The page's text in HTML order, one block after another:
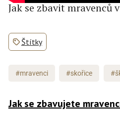
Jak se zbavit mravenců
Štítky
#mravenci #skořice
Jak se zbavujete